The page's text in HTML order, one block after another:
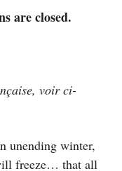
are closed.
voir ci-
unending winter,
freeze… that all